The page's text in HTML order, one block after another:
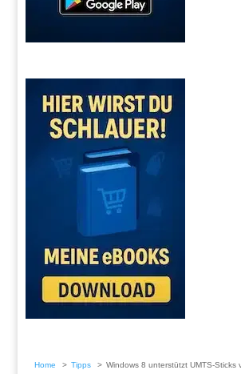
Home Tipps Windows 8 unterstützt UMTS-Sticks